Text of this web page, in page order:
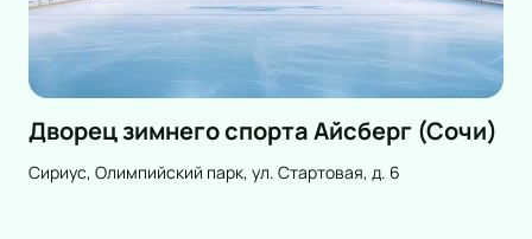
Дворец зимнего спорта Айсберг (Сочи)
Сириус, Олимпийский парк, ул. Стартовая, д. 6